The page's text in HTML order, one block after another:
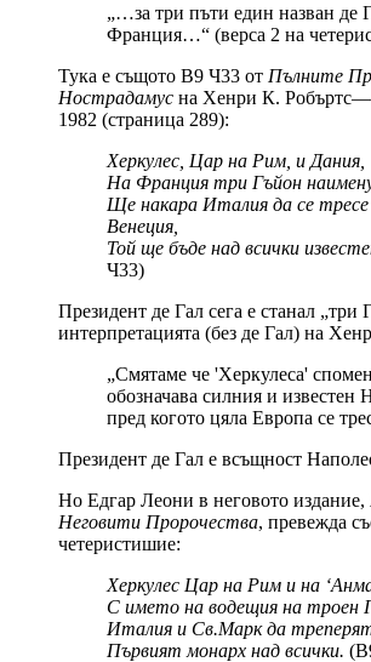
„…за три пъти един назван де
Франция…“ (верса 2 на
Тука е същото В9 Ч33 от Пълните
Нострадамус на Хенри К.
1982 (страница 289):
Херкулес, Цар на Рим, и Дания,
На Франция три Гъйон
Ще накара Италия да се тресе
Венеция,
Той ще бъде над всички
Ч33)
Президент де Гал сега е станал „три
интерпретацията (без де Гал) на
„Смятаме че 'Херкулеса'
обозначава силния и известен
пред когото цяла Европа се
Президент де Гал е всъщност
Но Едгар Леони в неговото издание,
Неговити Пророчества, превежда
четеристишие:
Херкулес Цар на Рим и на
С името на водещия на троен
Италия и Св.Марк да
Първият монарх над всички.